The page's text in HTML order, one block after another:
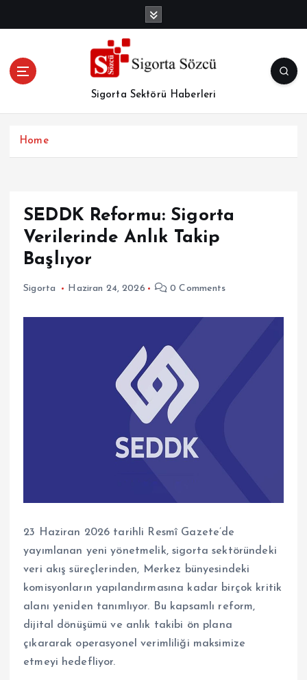
Sigorta Sektörü Haberleri
Home
SEDDK Reformu: Sigorta
Verilerinde Anlık Takip
Başlıyor
Sigorta Haziran 24, 2026 0 Comments
23 Haziran 2026 tarihli Resmî Gazete’de
yayımlanan yeni yönetmelik, sigorta sektöründeki
veri akış süreçlerinden, Merkez bünyesindeki
komisyonların yapılandırmasına kadar birçok kritik
alanı yeniden tanımlıyor. Bu kapsamlı reform,
dijital dönüşümü ve anlık takibi ön plana
çıkararak operasyonel verimliliği maksimize
etmeyi hedefliyor.